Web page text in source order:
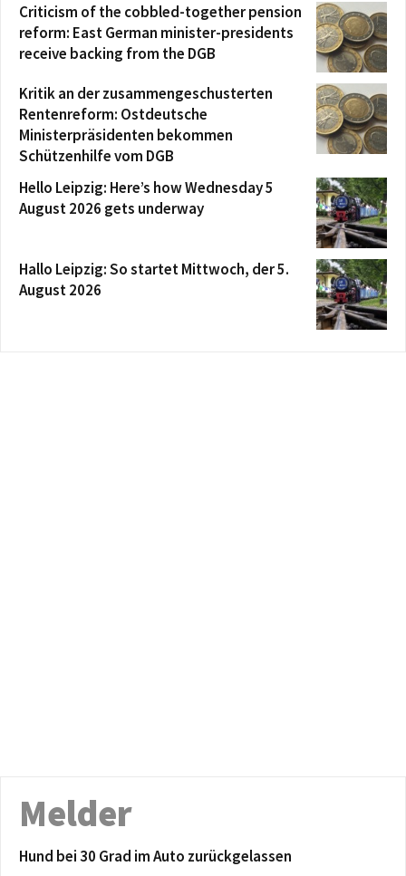
Criticism of the cobbled-together pension
reform: East German minister-presidents
receive backing from the DGB
Kritik an der zusammengeschusterten
Rentenreform: Ostdeutsche
Ministerpräsidenten bekommen
Schützenhilfe vom DGB
Hello Leipzig: Here’s how Wednesday 5
August 2026 gets underway
Hallo Leipzig: So startet Mittwoch, der 5.
August 2026
Melder
Hund bei 30 Grad im Auto zurückgelassen